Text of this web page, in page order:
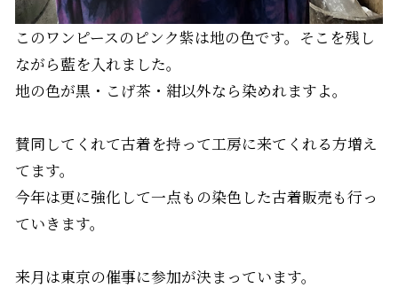
このワンピースのピンク紫は地の色です。そこを残し
ながら藍を入れました。
地の色が黒・こげ茶・紺以外なら染めれますよ。
賛同してくれて古着を持って工房に来てくれる方増え
てます。
今年は更に強化して一点もの染色した古着販売も行っ
ていきます。
来月は東京の催事に参加が決まっています。